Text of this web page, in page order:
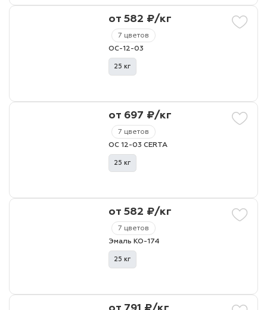
7 цветов
от 582 ₽/кг
ОС-12-03
25 кг
7 цветов
от 697 ₽/кг
ОС 12-03 CERTA
25 кг
7 цветов
от 582 ₽/кг
Эмаль КО-174
25 кг